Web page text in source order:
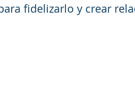
fidelizarlo y crear